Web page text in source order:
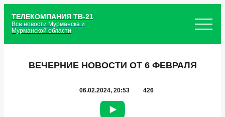
ТЕЛЕКОМПАНИЯ ТВ-21
Все новости Мурманска и
Мурманской области
ВЕЧЕРНИЕ НОВОСТИ ОТ 6 ФЕВРАЛЯ
06.02.2024, 20:53 426